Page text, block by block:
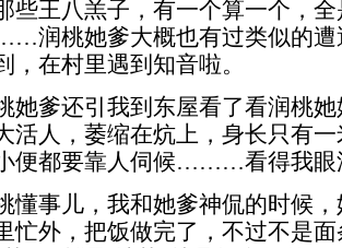
些王八羔子，有一个算一个，
润桃她爹大概也有过类似的遭
，在村里遇到知音啦。
她爹还引我到东屋看了看润桃
活人，萎缩在炕上，身长只有
便都要靠人伺候………看得我眼
懂事儿，我和她爹神侃的时候
忙外，把饭做完了，不过不是